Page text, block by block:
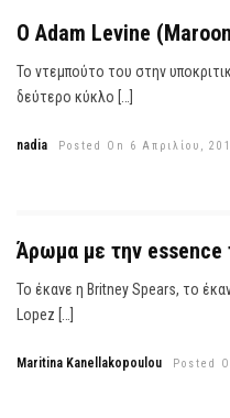
Ο Adam Levine
Το ντεμπούτο του στην
δεύτερο κύκλο […]
nadia Posted On 6 Απριλίου,
Άρωμα με την essence
Το έκανε η Britney Spears, το
Lopez […]
Maritina Kanellakopoulou Posted